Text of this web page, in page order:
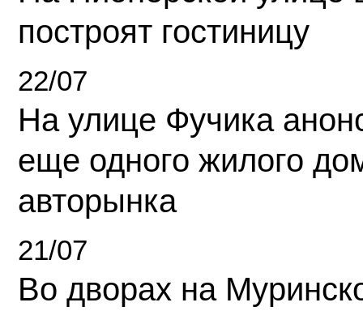
построят гостиницу
22/07
На улице Фучика
еще одного жилого
авторынка
21/07
Во дворах на